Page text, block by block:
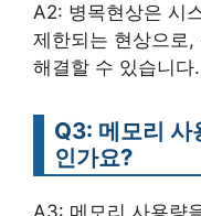
A2: 병목현상은 시
제한되는 현상으로,
해결할 수 있습니다.
Q3: 메모리 사
인가요?
A3: 메모리 사용량